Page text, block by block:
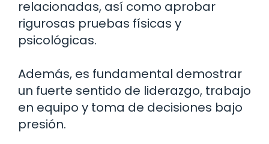
relacionadas, así como aprobar
rigurosas pruebas físicas y
psicológicas.
Además, es fundamental demostrar
un fuerte sentido de liderazgo, trabajo
en equipo y toma de decisiones bajo
presión.